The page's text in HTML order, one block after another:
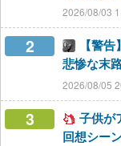
2026/08/03
2
【警
悲惨な末
2026/08/05
3
子供が
回想シー